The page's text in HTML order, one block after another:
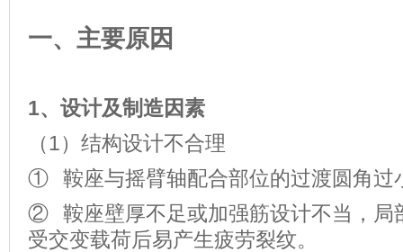
一、主要原因
1、设计及制造因素
（1）结构设计不合理
① 鞍座与摇臂轴配合部位的过渡圆角过
② 鞍座壁厚不足或加强筋设计不当，局
受交变载荷后易产生疲劳裂纹。